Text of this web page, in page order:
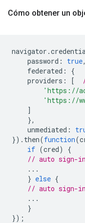
Cómo obtener un
navigator .
password : true,
federated : {
providers : [
'https://
'https://
]
},
unmediated :
}). then(function(
if (cred)
{
// auto sign-
...
} else {
// auto sign-
...
}
});